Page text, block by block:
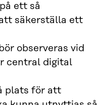
ett så
säkerställa ett
observeras vid
central digital
plats för att